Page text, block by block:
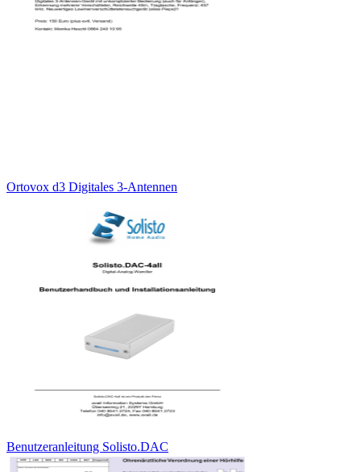
Ortovox d3 Digitales 3-Antennen
Benutzeranleitung Solisto.DAC